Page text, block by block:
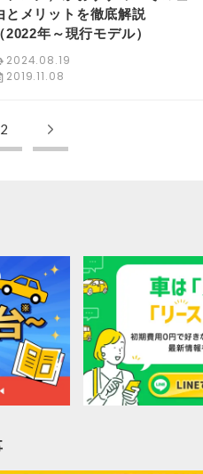
とメリットを徹底解説
（2022年～現行モデル）
2024.08.19
2019.11.08
2